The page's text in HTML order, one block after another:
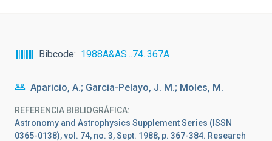
Bibcode 1988A&AS...74..367A
Aparicio, A.; Garcia-Pelayo, J. M.; Moles, M.
REFERENCIA BIBLIOGRÁFICA
Astronomy and Astrophysics Supplement Series (ISSN
0365-0138), vol. 74, no. 3, Sept. 1988, p. 367-384. Research